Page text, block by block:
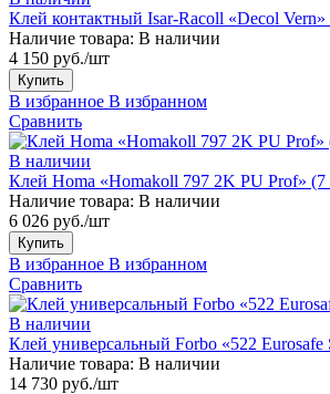
Клей контактный Isar-Racoll «Decol Vern»
Наличие товара: В наличии
4 150 руб./шт
Купить
В избранное В избранном
Сравнить
В наличии
Клей Homa «Homakoll 797 2K PU Prof» (7
Наличие товара: В наличии
6 026 руб./шт
Купить
В избранное В избранном
Сравнить
В наличии
Клей универсальный Forbo «522 Eurosafe
Наличие товара: В наличии
14 730 руб./шт